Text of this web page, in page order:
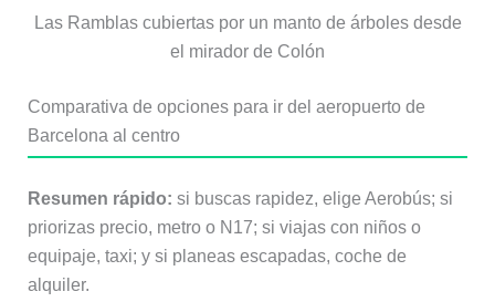
Las Ramblas cubiertas por un manto de árboles desde
el mirador de Colón
Comparativa de opciones para ir del aeropuerto de
Barcelona al centro
Resumen rápido: si buscas rapidez, elige Aerobús; si
priorizas precio, metro o N17; si viajas con niños o
equipaje, taxi; y si planeas escapadas, coche de
alquiler.